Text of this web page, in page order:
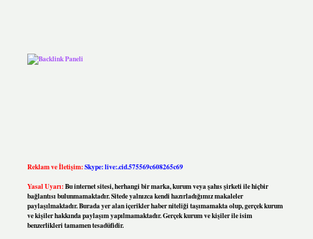
Reklam ve İletişim:Skype: live:.cid.575569c608265c69
Yasal Uyarı:Bu internet sitesi, herhangi bir marka, kurum veya şahıs şirketi ile hiçbir
bağlantısı bulunmamaktadır. Sitede yalnızca kendi hazırladığımız makaleler
paylaşılmaktadır. Burada yer alan içerikler haber niteliği taşımamakta olup, gerçek kurum
ve kişiler hakkında paylaşım yapılmamaktadır. Gerçek kurum ve kişiler ile isim
benzerlikleri tamamen tesadüfidir.